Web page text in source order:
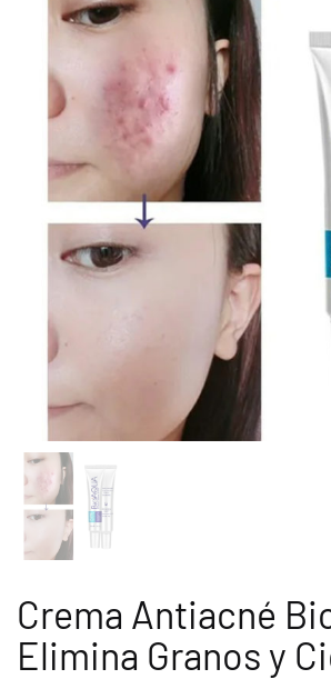
Crema Antiacné
Elimina Granos y